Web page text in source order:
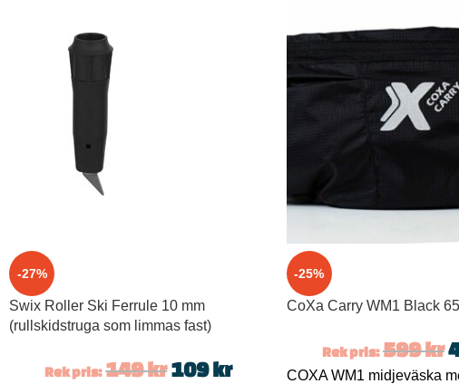
-27%
Swix Roller Ski Ferrule 10 mm
(rullskidstruga som limmas fast)
Rek pris: 149kr109kr
-25%
CoXa Carry WM1 Black
Rek pris: 599kr
COXA WM1 midjeväska